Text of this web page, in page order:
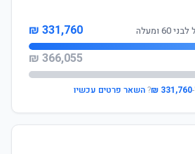
ומעלה 331,760 ₪
366,055 ₪
331,760 ₪
?השאר פרטים עכשיו